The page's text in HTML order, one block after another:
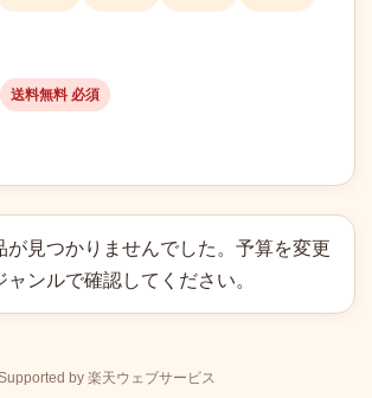
送料無料 必須
が見つかりませんでした。予算を変更
ンルで確認してください。
by 楽天ウェブサービス